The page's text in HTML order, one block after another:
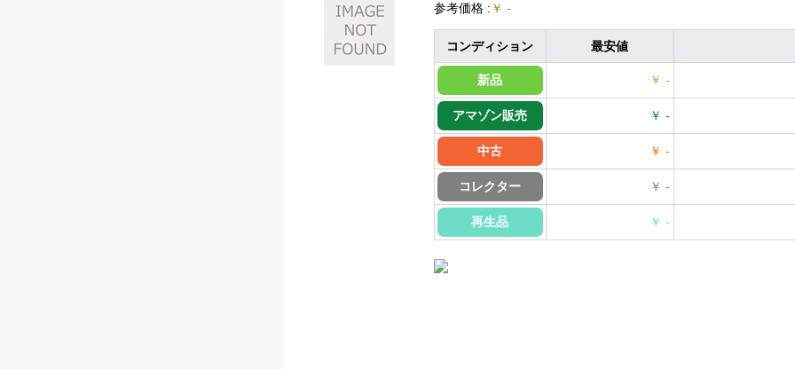
参考価格 : ￥ -
コンディション 最安値
新品 ￥ -
アマゾン販売 ￥ -
中古 ￥ -
コレクター ￥ -
再生品 ￥ -